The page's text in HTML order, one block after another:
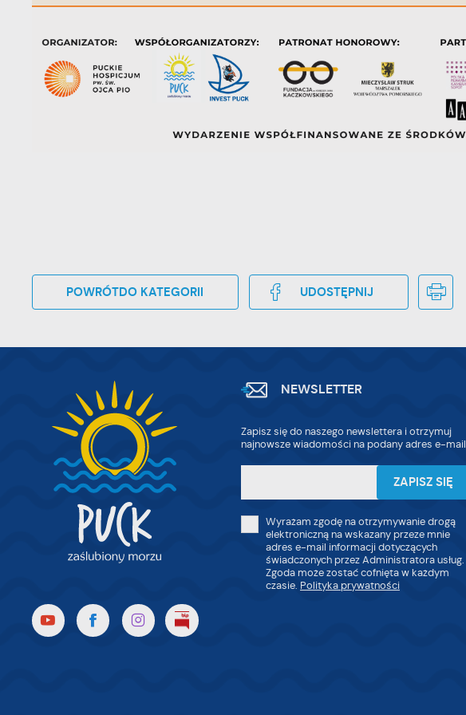
POWRÓTDO KATEGORII UDOSTĘPNIJ
NEWSLETTER
Zapisz się do naszego newslettera i otrzymuj
najnowsze wiadomości na podany adres e-mail
Wyrażam zgodę na otrzymywanie drogą
elektroniczną na wskazany przeze mnie
adres e-mail informacji dotyczących
świadczonych przez Administratora usług.
Zgoda może zostać cofnięta w każdym
czasie. Polityka prywatności